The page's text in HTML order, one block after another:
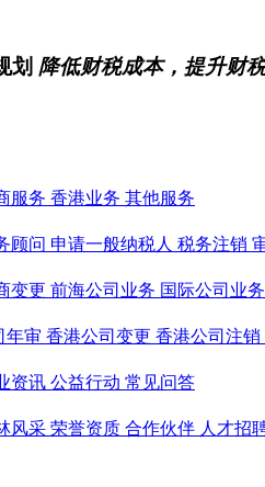
划 降低财税成本，提升财
服务 香港业务 其他服务
顾问 申请一般纳税人 税务注销
变更 前海公司业务 国际公司业
年审 香港公司变更 香港公司注销
资讯 公益行动 常见问答
风采 荣誉资质 合作伙伴 人才招